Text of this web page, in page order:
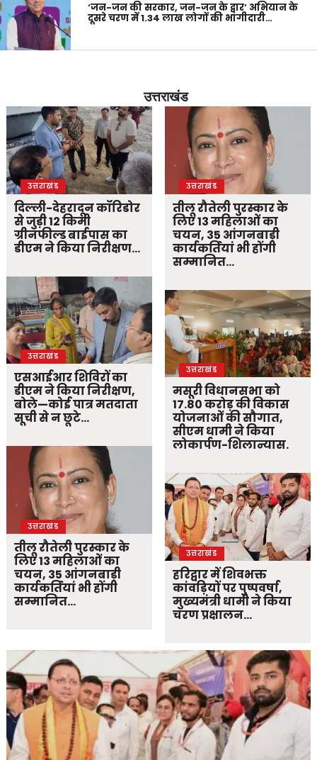
‘जन-जन की सरकार, जन-जन के द्वार’ अभियान के
दूसरे चरण में 1.34 लाख लोगों की भागीदारी…
उत्तराखंड
उत्तराखंड
दिल्ली-देहरादून कॉरिडोर
से जुड़ी 12 किमी
ग्रीनफील्ड बाईपास का
डीएम ने किया निरीक्षण…
उत्तराखंड
एसआईआर शिविरों का
डीएम ने किया निरीक्षण,
बोले—कोई पात्र मतदाता
सूची से न छूटे…
उत्तराखंड
तीलू रौतेली पुरस्कार के
लिए 13 महिलाओं का
चयन, 35 आंगनबाड़ी
कार्यकर्तियां भी होंगी
सम्मानित…
उत्तराखंड
तीलू रौतेली पुरस्कार के
लिए 13 महिलाओं का
चयन, 35 आंगनबाड़ी
कार्यकर्तियां भी होंगी
सम्मानित…
उत्तराखंड
मसूरी विधानसभा को
17.80 करोड़ की विकास
योजनाओं की सौगात,
सीएम धामी ने किया
लोकार्पण-शिलान्यास.
उत्तराखंड
हरिद्वार में शिवभक्त
कांवड़ियों पर पुष्पवर्षा,
मुख्यमंत्री धामी ने किया
चरण प्रक्षालन…